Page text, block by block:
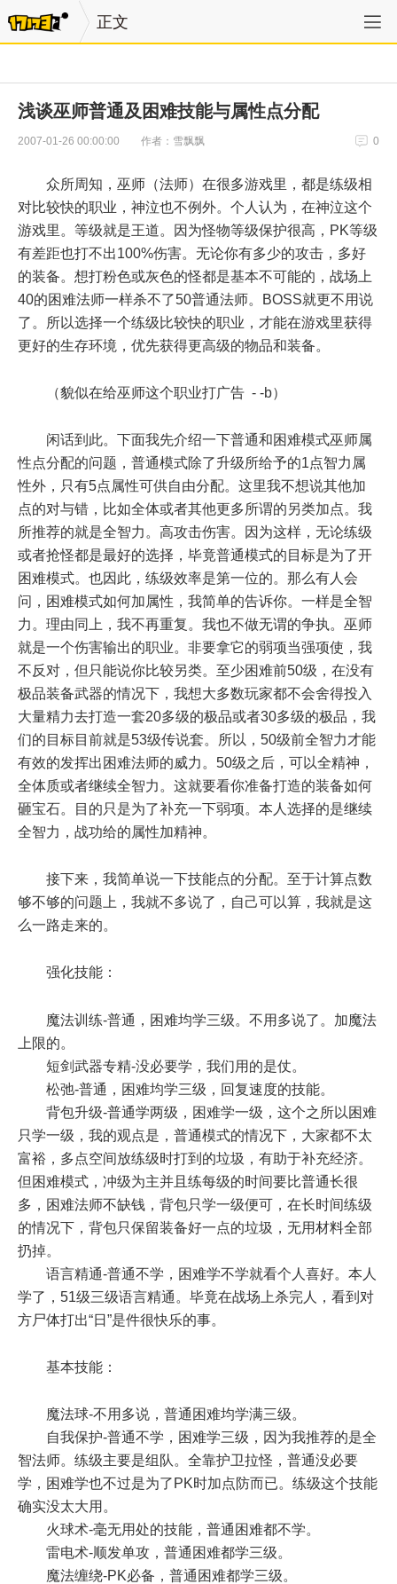
正文
浅谈巫师普通及困难技能与属性点分配
2007-01-26 00:00:00 作者：雪飘飘 0
众所周知，巫师（法师）在很多游戏里，都是练级相
对比较快的职业，神泣也不例外。个人认为，在神泣这个
游戏里。等级就是王道。因为怪物等级保护很高，PK等级
有差距也打不出100%伤害。无论你有多少的攻击，多好
的装备。想打粉色或灰色的怪都是基本不可能的，战场上
40的困难法师一样杀不了50普通法师。BOSS就更不用说
了。所以选择一个练级比较快的职业，才能在游戏里获得
更好的生存环境，优先获得更高级的物品和装备。
（貌似在给巫师这个职业打广告 - -b）
闲话到此。下面我先介绍一下普通和困难模式巫师属
性点分配的问题，普通模式除了升级所给予的1点智力属
性外，只有5点属性可供自由分配。这里我不想说其他加
点的对与错，比如全体或者其他更多所谓的另类加点。我
所推荐的就是全智力。高攻击伤害。因为这样，无论练级
或者抢怪都是最好的选择，毕竟普通模式的目标是为了开
困难模式。也因此，练级效率是第一位的。那么有人会
问，困难模式如何加属性，我简单的告诉你。一样是全智
力。理由同上，我不再重复。我也不做无谓的争执。巫师
就是一个伤害输出的职业。非要拿它的弱项当强项使，我
不反对，但只能说你比较另类。至少困难前50级，在没有
极品装备武器的情况下，我想大多数玩家都不会舍得投入
大量精力去打造一套20多级的极品或者30多级的极品，我
们的目标目前就是53级传说套。所以，50级前全智力才能
有效的发挥出困难法师的威力。50级之后，可以全精神，
全体质或者继续全智力。这就要看你准备打造的装备如何
砸宝石。目的只是为了补充一下弱项。本人选择的是继续
全智力，战功给的属性加精神。
接下来，我简单说一下技能点的分配。至于计算点数
够不够的问题上，我就不多说了，自己可以算，我就是这
么一路走来的。
强化技能：
魔法训练-普通，困难均学三级。不用多说了。加魔法
上限的。
短剑武器专精-没必要学，我们用的是仗。
松弛-普通，困难均学三级，回复速度的技能。
背包升级-普通学两级，困难学一级，这个之所以困难
只学一级，我的观点是，普通模式的情况下，大家都不太
富裕，多点空间放练级时打到的垃圾，有助于补充经济。
但困难模式，冲级为主并且练每级的时间要比普通长很
多，困难法师不缺钱，背包只学一级便可，在长时间练级
的情况下，背包只保留装备好一点的垃圾，无用材料全部
扔掉。
语言精通-普通不学，困难学不学就看个人喜好。本人
学了，51级三级语言精通。毕竟在战场上杀完人，看到对
方尸体打出“日”是件很快乐的事。
基本技能：
魔法球-不用多说，普通困难均学满三级。
自我保护-普通不学，困难学三级，因为我推荐的是全
智法师。练级主要是组队。全靠护卫拉怪，普通没必要
学，困难学也不过是为了PK时加点防而已。练级这个技能
确实没太大用。
火球术-毫无用处的技能，普通困难都不学。
雷电术-顺发单攻，普通困难都学三级。
魔法缠绕-PK必备，普通困难都学三级。